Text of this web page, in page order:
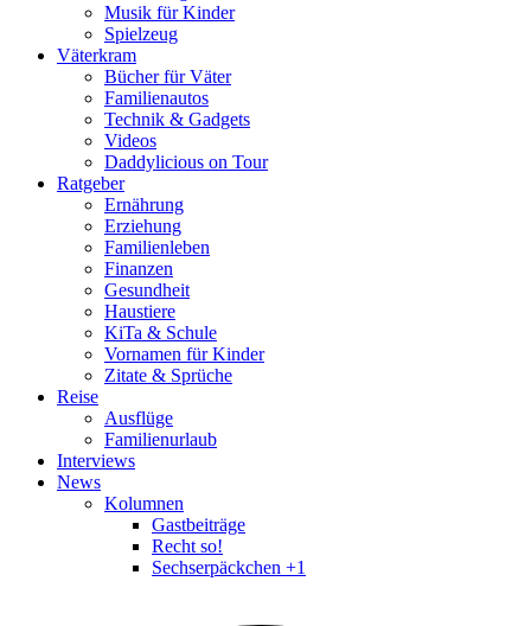
Musik für Kinder
Spielzeug
Väterkram
Bücher für Väter
Familienautos
Technik & Gadgets
Videos
Daddylicious on Tour
Ratgeber
Ernährung
Erziehung
Familienleben
Finanzen
Gesundheit
Haustiere
KiTa & Schule
Vornamen für Kinder
Zitate & Sprüche
Reise
Ausflüge
Familienurlaub
Interviews
News
Kolumnen
Gastbeiträge
Recht so!
Sechserpäckchen +1